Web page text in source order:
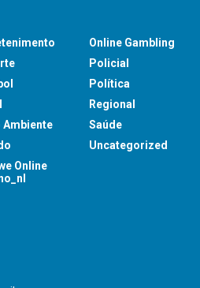
Ambiente
Online
Online Gambling
Policial
Política
Regional
Saúde
Uncategorized